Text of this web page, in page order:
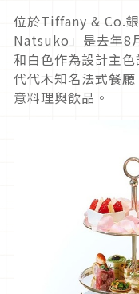
位於Tiffany & Co.
Natsuko」是去年8
和白色作為設計主
代代木知名法式餐
意料理與飲品。